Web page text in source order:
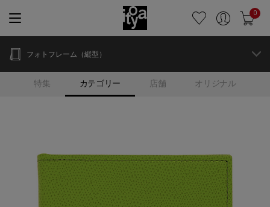
0
特集 カテゴリー 店舗 オリジナル
フォトフレーム（縦型）